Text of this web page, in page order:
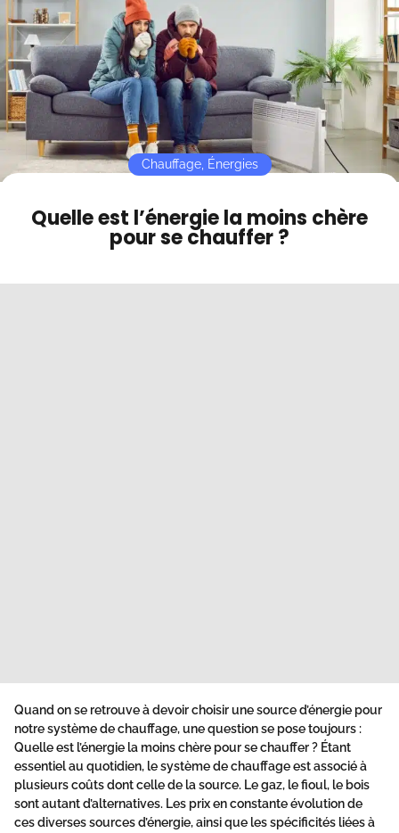
Contact
Mode sombre
Le prix du propane
Les avantages du propane
Les inconvénients du propane
Quelle énergie privilégier selon son foyer ?
Seul ou en couple
Quelle est l’énergie la moins chère
pour se chauffer ?
Chauffage, Énergies
Quand on se retrouve à devoir choisir une source d’énergie pour
notre système de chauffage, une question se pose toujours :
Quelle est l’énergie la moins chère pour se chauffer? Étant
essentiel au quotidien, le système de chauffage est associé à
plusieurs coûts dont celle de la source. Le gaz, le fioul, le bois
sont autant d’alternatives. Les prixen constante évolution de
ces diverses sources d’énergie, ainsi que les spécificités liées à